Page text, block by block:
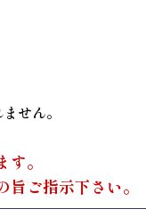
せん。
。
ご指示下さい。